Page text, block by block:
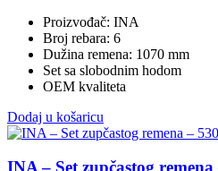
Proizvođač: INA
Broj rebara: 6
Dužina remena: 1070 mm
Set sa slobodnim hodom
OEM kvaliteta
Dodaj u košaricu
INA – Set zupčastog